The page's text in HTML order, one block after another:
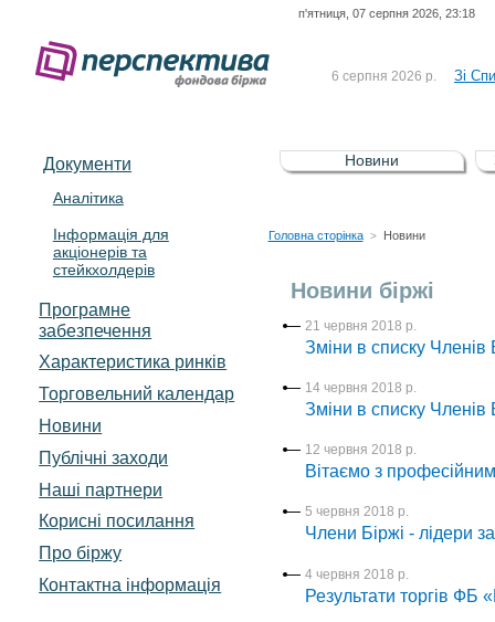
п'ятниця, 07 серпня 2026, 23:18
6 серпня 2026 р. Зі
5 серпня 2026 р.
Зі
UA4000232607)
4 серпня 2026 р.
Документи
Аналітика
Інформація для
акціонерів та
стейкхолдерів
Програмне
забезпечення
Характеристика pинків
Торговельний календар
Новини
Публічні заходи
Наші партнери
Корисні посилання
Про біржу
Контактна інформація
Новини
Головна сторінка > Новини
Новини біржі
21 червня 2018 р.
Зміни в списку Членів
14 червня 2018 р.
Зміни в списку Членів
12 червня 2018 р.
Вітаємо з
5 червня 2018 р.
Члени Біржі - лідери
4 червня 2018 р.
Результати торгів ФБ